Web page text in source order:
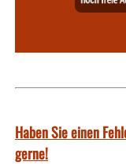
Haben Sie einen
gerne!